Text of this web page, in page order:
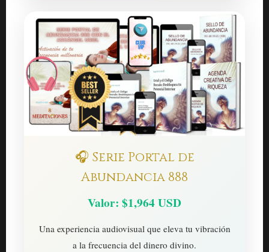
🎧 Serie Portal de
Abundancia 888
Valor: $1,964 USD
Una experiencia audiovisual que eleva tu vibración
a la frecuencia del dinero divino.